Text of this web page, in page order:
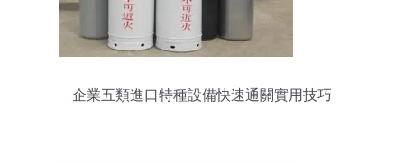
企業五類進口特種設備快速通關實用技巧